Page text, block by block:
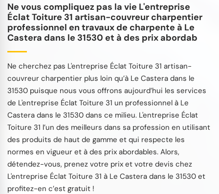
Ne vous compliquez pas la vie L'entreprise
Éclat Toiture 31 artisan-couvreur charpentier
professionnel en travaux de charpente à Le
Castera dans le 31530 et à des prix abordab
Ne cherchez pas L'entreprise Éclat Toiture 31 artisan-
couvreur charpentier plus loin qu’à Le Castera dans le
31530 puisque nous vous offrons aujourd’hui les services
de L'entreprise Éclat Toiture 31 un professionnel à Le
Castera dans le 31530 dans ce milieu. L'entreprise Éclat
Toiture 31 l’un des meilleurs dans sa profession en utilisant
des produits de haut de gamme et qui respecte les
normes en vigueur et à des prix abordables. Alors,
détendez-vous, prenez votre prix et votre devis chez
L'entreprise Éclat Toiture 31 à Le Castera dans le 31530 et
profitez-en c’est gratuit !